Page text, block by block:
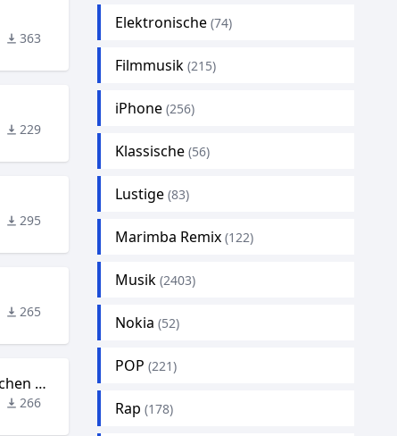
363
229
295
265
Das schönste Mädchen der Welt
266
Elektronische (74)
Filmmusik (215)
iPhone (256)
Klassische (56)
Lustige (83)
Marimba Remix (122)
Musik (2403)
Nokia (52)
POP (221)
Rap (178)